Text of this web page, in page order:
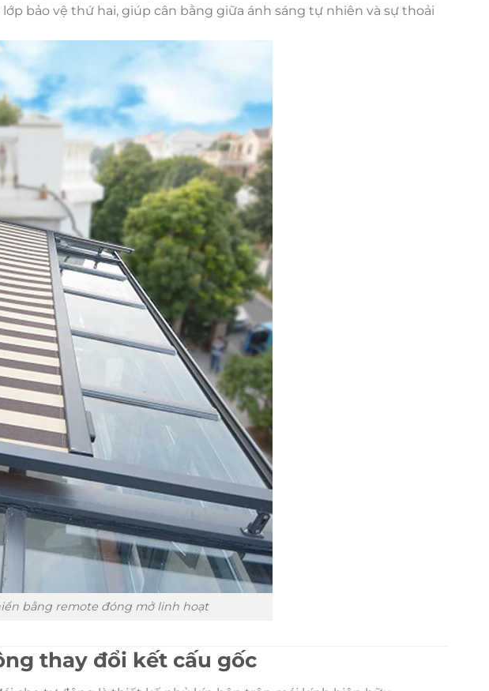
bảo vệ thứ hai, giúp cân bằng giữa ánh sáng tự nhiên và sự thoải
bằng remote đóng mở linh hoạt
thay đổi kết cấu gốc